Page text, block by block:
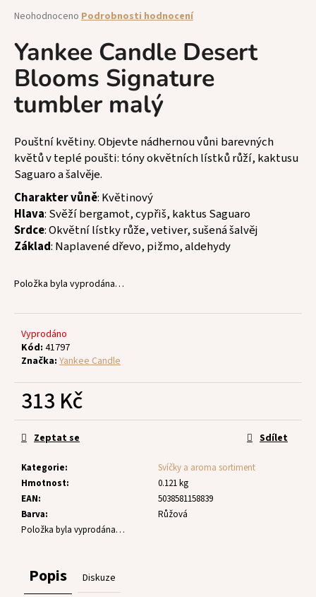
Průměrné
produktu
je
0,0
z
5
hvězdiček.
Neohodnoceno Podrobnosti hodnocení
Yankee Candle Desert
Blooms Signature
tumbler malý
Pouštní květiny. Objevte nádhernou vůni barevných
květů v teplé poušti: tóny okvětních lístků růží, kaktusu
Saguaro a šalvěje.
Charakter vůně: Květinový
Hlava: Svěží bergamot, cypřiš, kaktus Saguaro
Srdce: Okvětní lístky růže, vetiver, sušená šalvěj
Základ: Naplavené dřevo, pižmo, aldehydy
Položka byla vyprodána…
Vyprodáno
Kód: 41797
Značka: Yankee Candle
313 Kč
Měrná
cena:
Kategorie:
Svíčky a aroma sortiment
Hmotnost:
0.121 kg
EAN:
5038581158839
Barva:
Růžová
Položka byla vyprodána…
Zeptat se Sdílet
Popis Diskuze
a
j
í
t
?
HLEDAT
D
o
p
r
č
u
m